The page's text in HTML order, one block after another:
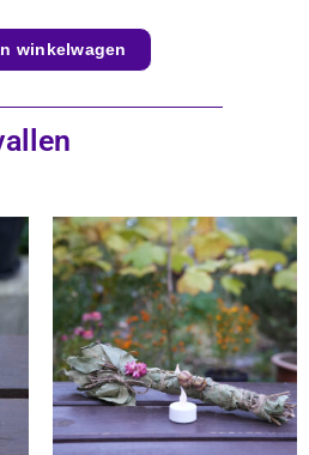
winkelwagen
Dit
product
heeft
meerdere
variaties.
Deze
optie
kan
gekozen